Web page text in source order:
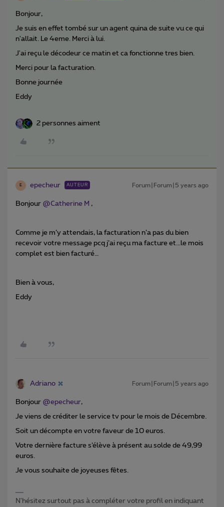
Bonjour,
Je suis en effet tombé sur un agent quina de suite vu ce qui
n'allait. Le 4eme. Merci à lui.
J'ai reçu le décodeur ce matin et ca fonctionne tres bien.
Merci pour la facturation.
Bonne journée
Eddy
2 personnes aiment
E epecheur AUTEUR Forum|Forum|5 years ago
Bonjour @Catherine M ,
Comme je m’y attendais, la facturation n’a pas du bien
recevoir votre message pcq j’ai reçu ma facture et...le mois
complet est bien facturé…
Bien à vous,
Eddy
Adriano Forum|Forum|5 years ago
Bonjour @epecheur,
Je viens de créditer le service tv pour le mois de Décembre.
Soit un décompte en votre faveur de 10 euros.
Votre dernière facture s’élève à présent au solde de 49,99
euros.
Je vous souhaite de joyeuses fêtes.
N'hésitez surtout pas à compléter votre profil en indiquant